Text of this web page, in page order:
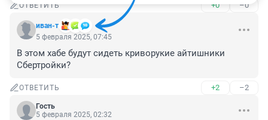
ОТВЕТИТЬ +0 –0
иван-т
5 февраля 2025, 07:45
В этом хабе будут сидеть криворукие айтишники
Сбертройки?
ОТВЕТИТЬ +2 –2
Гость
5 февраля 2025, 02:32